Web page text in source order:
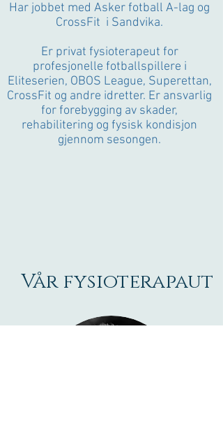
Har jobbet med Asker fotball A-lag og
CrossFit i Sandvika.
Er privat fysioterapeut for
profesjonelle fotballspillere i
Eliteserien, OBOS League, Superettan,
CrossFit og andre idretter. Er ansvarlig
for forebygging av skader,
rehabilitering og fysisk kondisjon
gjennom sesongen.
Vår fysioterapaut